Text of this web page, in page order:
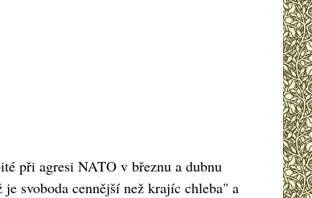
při agresi NATO v březnu a dubnu
svoboda cennější než krajíc chleba" a